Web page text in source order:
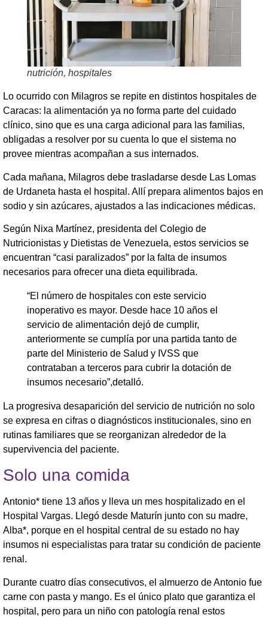
nutrición, hospitales
Lo ocurrido con Milagros se repite en distintos hospitales de
Caracas: la alimentación ya no forma parte del cuidado
clínico, sino que es una carga adicional para las familias,
obligadas a resolver por su cuenta lo que el sistema no
provee mientras acompañan a sus internados.
Cada mañana, Milagros debe trasladarse desde Las Lomas
de Urdaneta hasta el hospital. Allí prepara alimentos bajos en
sodio y sin azúcares, ajustados a las indicaciones médicas.
Según Nixa Martínez, presidenta del Colegio de
Nutricionistas y Dietistas de Venezuela, estos servicios se
encuentran “casi paralizados” por la falta de insumos
necesarios para ofrecer una dieta equilibrada.
“El número de hospitales con este servicio
inoperativo es mayor. Desde hace 10 años el
servicio de alimentación dejó de cumplir,
anteriormente se cumplía por una partida tanto de
parte del Ministerio de Salud y IVSS que
contrataban a terceros para cubrir la dotación de
insumos necesario”,detalló.
La progresiva desaparición del servicio de nutrición no solo
se expresa en cifras o diagnósticos institucionales, sino en
rutinas familiares que se reorganizan alrededor de la
supervivencia del paciente.
Solo una comida
Antonio* tiene 13 años y lleva un mes hospitalizado en el
Hospital Vargas. Llegó desde Maturín junto con su madre,
Alba*, porque en el hospital central de su estado no hay
insumos ni especialistas para tratar su condición de paciente
renal.
Durante cuatro días consecutivos, el almuerzo de Antonio fue
carne con pasta y mango. Es el único plato que garantiza el
hospital, pero para un niño con patología renal estos